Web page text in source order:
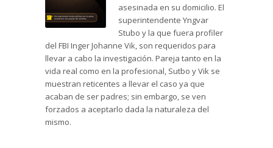
asesinada en su domicilio. El
superintendente Yngvar
Stubo y la que fuera profiler
del FBI Inger Johanne Vik, son requeridos para
llevar a cabo la investigación. Pareja tanto en la
vida real como en la profesional, Sutbo y Vik se
muestran reticentes a llevar el caso ya que
acaban de ser padres; sin embargo, se ven
forzados a aceptarlo dada la naturaleza del
mismo.